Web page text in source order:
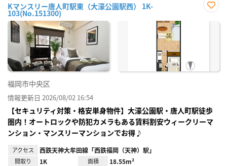
Kマンスリー唐人町駅東（大濠公園駅西） 1K-
103(No.151300)
に入
福岡市中央区
情報更新日 2026/08/02 16:54
【セキュリティ対策・格安単身物件】大濠公園駅・唐人町駅徒歩
圏内！オートロックや防犯カメラもある賃料割安ウィークリーマ
ンション・マンスリーマンションでお得♪
アクセス 西鉄天神大牟田線「西鉄福岡（天神）駅」
間取り 1K 面積 18.55m²